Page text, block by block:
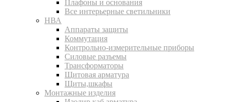
Плафоны и основания
Все интерьерные светильники
НВА
Аппараты защиты
Коммутация
Контрольно-измерительные приборы
Силовые разъемы
Трансформаторы
Щитовая арматура
Щиты,шкафы
Монтажные изделия